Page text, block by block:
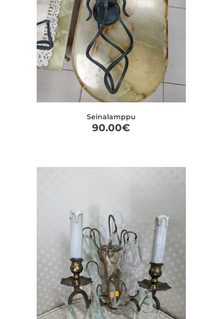
Seinalamppu
90.00€